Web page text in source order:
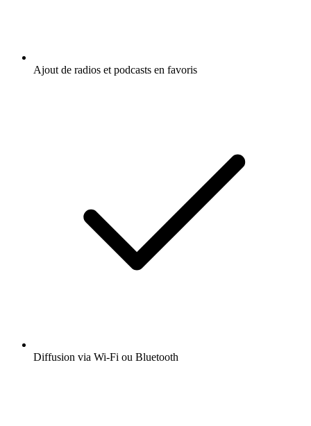
Ajout de radios et podcasts en favoris
Diffusion via Wi-Fi ou Bluetooth